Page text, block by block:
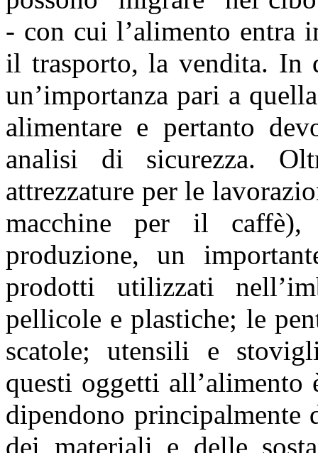
- con cui l’alimento entra
il trasporto, la vendita. In
un’importanza pari a
alimentare e pertanto
analisi di sicurezza.
attrezzature per le
macchine per il
produzione, un
prodotti utilizzati
pellicole e plastiche; le
scatole; utensili e
questi oggetti
dipendono principalmente
dei materiali e delle